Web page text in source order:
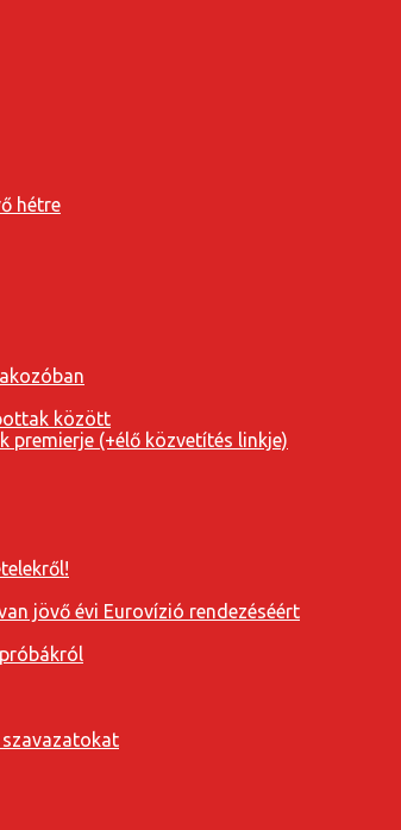
hétre
között
premierje (+élő közvetítés linkje)
jövő évi Eurovízió rendezéséért
szavazatokat